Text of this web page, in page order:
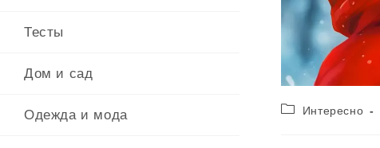
Тесты
Дом и сад
Одежда и мода
РубрикаИнтересно